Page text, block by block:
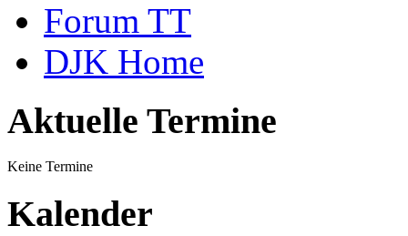
Forum TT
DJK Home
Aktuelle Termine
Keine Termine
Kalender